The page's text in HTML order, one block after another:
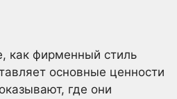
как фирменный стиль
основные ценности
где они